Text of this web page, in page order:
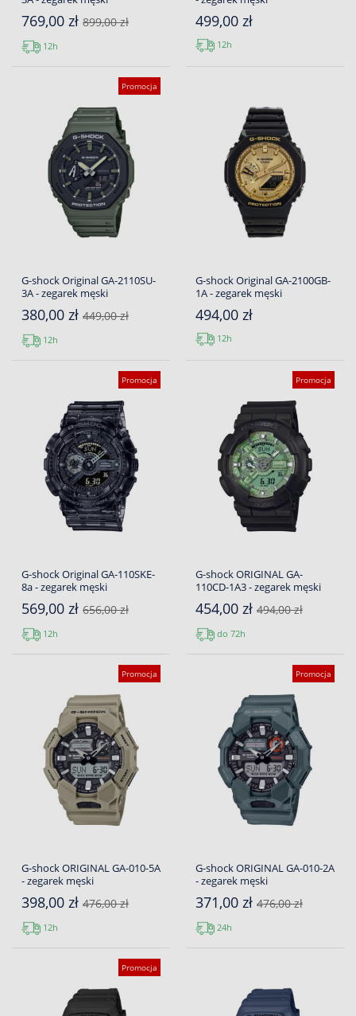
769,00 zł 899,00 zł
12h
499,00 zł
12h
Promocja
G-shock Original GA-2110SU-
3A - zegarek męski
380,00 zł 449,00 zł
12h
G-shock Original GA-2100GB-
1A - zegarek męski
494,00 zł
12h
Promocja
G-shock Original GA-110SKE-
8a - zegarek męski
569,00 zł 656,00 zł
12h
Promocja
G-shock ORIGINAL GA-
110CD-1A3 - zegarek męski
454,00 zł 494,00 zł
do 72h
Promocja
G-shock ORIGINAL GA-010-5A
- zegarek męski
398,00 zł 476,00 zł
12h
Promocja
G-shock ORIGINAL GA-010-2A
- zegarek męski
371,00 zł 476,00 zł
24h
Promocja